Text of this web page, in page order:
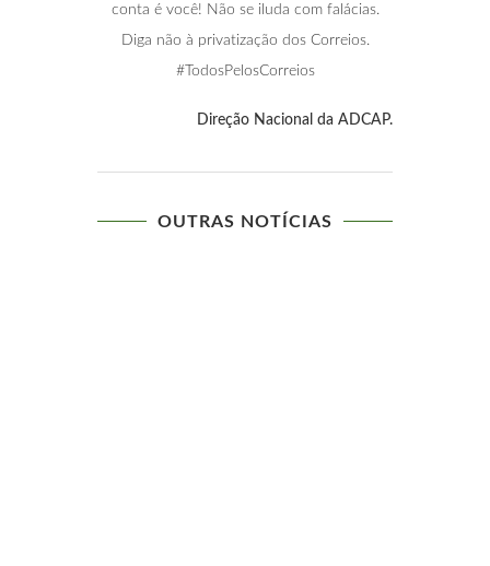
conta é você! Não se iluda com falácias.
Diga não à privatização dos Correios.
#TodosPelosCorreios
Direção Nacional da ADCAP.
OUTRAS NOTÍCIAS